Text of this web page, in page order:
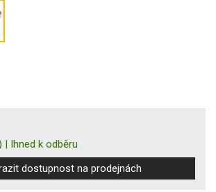
| Ihned k odběru
dostupnost na prodejnách